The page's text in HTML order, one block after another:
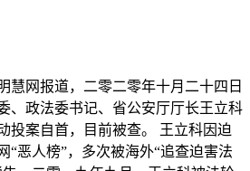
慧网报道，二零二零年十月二十四日
、政法委书记、省公安厅厅长王立科
投案自首，目前被查。 王立科因迫
“恶人榜”，多次被海外“追查迫害法